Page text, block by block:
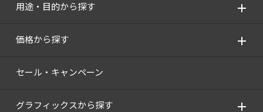
用途・目的から探す
価格から探す
セール・キャンペーン
グラフィックスから探す